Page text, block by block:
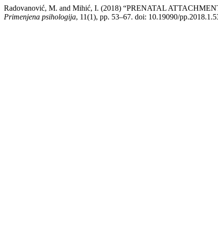
Radovanović, M. and Mihić, I. (2018) “PRENATAL
Primenjena psihologija, 11(1), pp. 53–67. doi: 10.19090/